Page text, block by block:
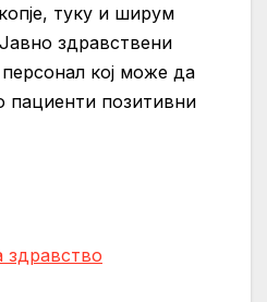
туку и ширум
здравствени
кој може да
пациенти позитивни
здравство